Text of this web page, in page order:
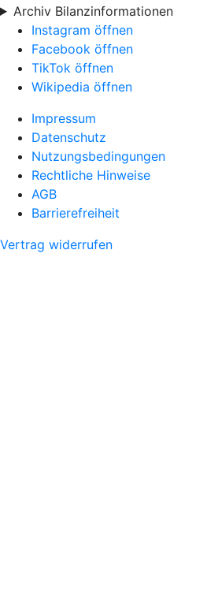
Archiv Bilanzinformationen
Instagram öffnen
Facebook öffnen
TikTok öffnen
Wikipedia öffnen
Impressum
Datenschutz
Nutzungsbedingungen
Rechtliche Hinweise
AGB
Barrierefreiheit
Vertrag widerrufen